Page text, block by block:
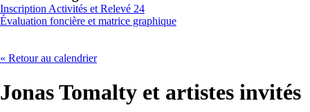
Inscription Activités et Relevé 24
Évaluation foncière et matrice graphique
« Retour au calendrier
Jonas Tomalty et artistes invités